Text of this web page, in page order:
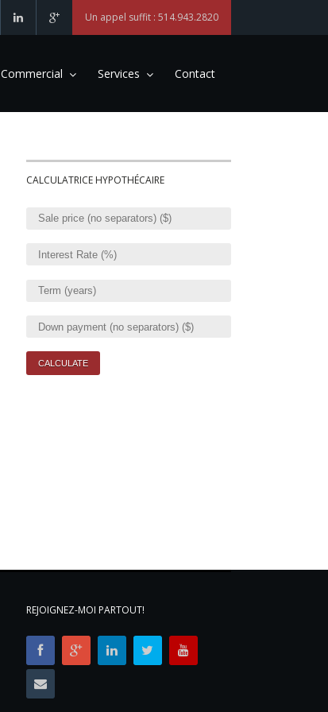
Un appel suffit : 514.943.2820
Commercial Services Contact
CALCULATRICE HYPOTHÉCAIRE
REJOIGNEZ-MOI PARTOUT!